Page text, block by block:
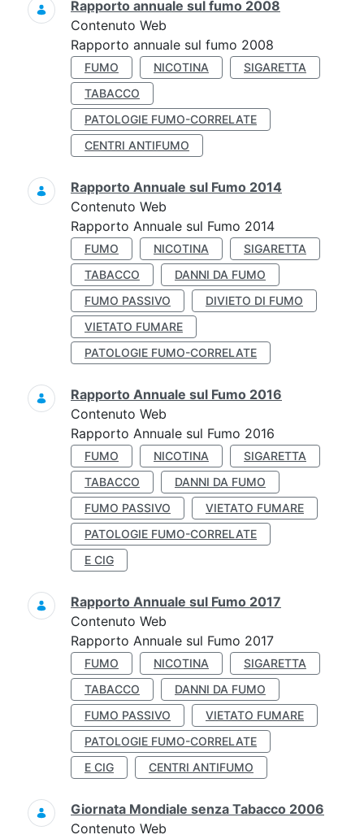
Rapporto annuale sul fumo 2008
Contenuto Web
Rapporto annuale sul fumo 2008
FUMO NICOTINA
SIGARETTA
TABACCO
PATOLOGIE FUMO-CORRELATE
CENTRI ANTIFUMO
Rapporto Annuale sul Fumo 2014
Contenuto Web
Rapporto Annuale sul Fumo 2014
FUMO NICOTINA
SIGARETTA
TABACCO
DANNI DA FUMO
FUMO PASSIVO
DIVIETO DI FUMO
VIETATO FUMARE
PATOLOGIE FUMO-CORRELATE
Rapporto Annuale sul Fumo 2016
Contenuto Web
Rapporto Annuale sul Fumo 2016
FUMO NICOTINA
SIGARETTA
TABACCO
DANNI DA FUMO
FUMO PASSIVO
VIETATO FUMARE
PATOLOGIE FUMO-CORRELATE
E CIG
Rapporto Annuale sul Fumo 2017
Contenuto Web
Rapporto Annuale sul Fumo 2017
FUMO NICOTINA
SIGARETTA
TABACCO
DANNI DA FUMO
FUMO PASSIVO
VIETATO FUMARE
PATOLOGIE FUMO-CORRELATE
E CIG
CENTRI ANTIFUMO
Giornata Mondiale senza Tabacco 2006
Contenuto Web